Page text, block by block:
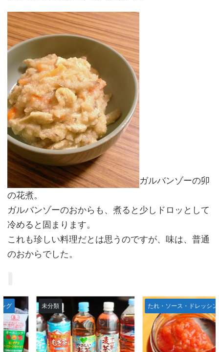
ガルバンゾーの卯
の花煮。
ガルバンゾーのおからも、煮ると少しドロッとして
冷めると固まります。
これも珍しい料理だとは思うのですが、味は、普通
のおからでした。
未分類 たれ・ソース・ドレッシング